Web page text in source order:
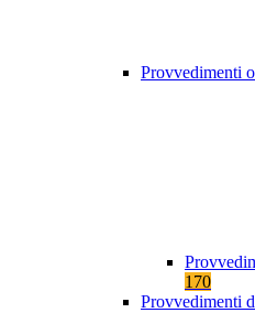
Provvedimenti
170
Provvedimenti